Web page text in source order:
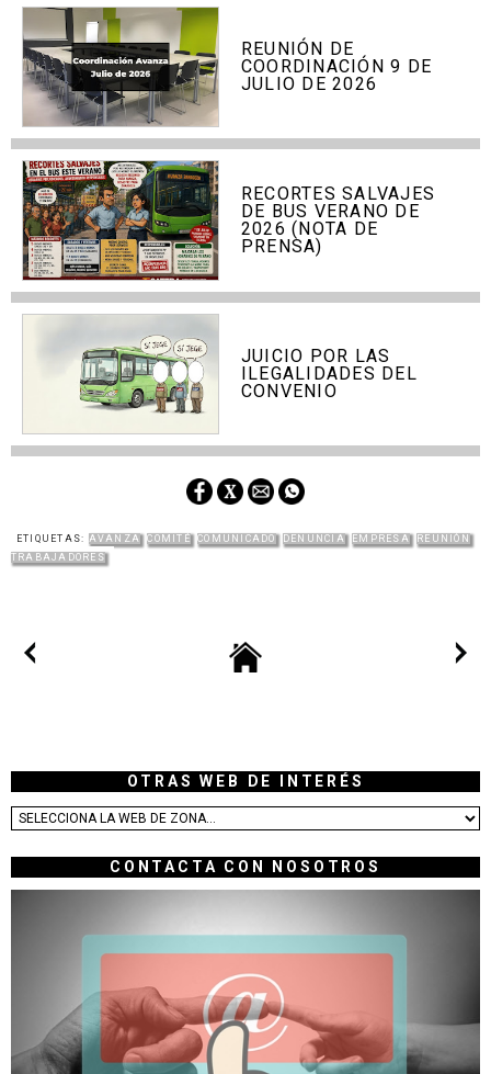
REUNIÓN DE
COORDINACIÓN 9 DE
JULIO DE 2026
RECORTES SALVAJES
DE BUS VERANO DE
2026 (NOTA DE
PRENSA)
JUICIO POR LAS
ILEGALIDADES DEL
CONVENIO
ETIQUETAS: AVANZA COMITÉ COMUNICADO DENUNCIA EMPRESA
REUNIÓN
TRABAJADORES
OTRAS WEB DE INTERÉS
CONTACTA CON NOSOTROS